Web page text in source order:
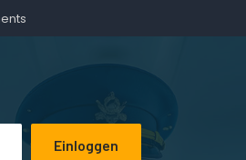
Einloggen